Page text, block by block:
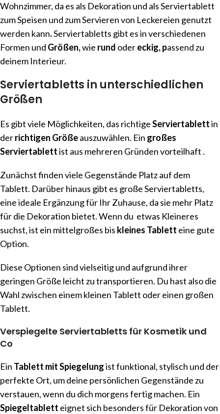
Wohnzimmer, da es als Dekoration und als Serviertablett
zum Speisen und zum Servieren von Leckereien genutzt
werden kann.Serviertabletts gibt es in verschiedenen
Formen und Größen,wie rund odereckig, passend zu
deinem Interieur.
Serviertabletts in unterschiedlichen
Größen
Es gibt viele Möglichkeiten, das richtigeServiertablettin
derrichtigen Größeauszuwählen. Ein großes
Serviertablettist aus mehreren Gründen vorteilhaft .
Zunächst finden viele Gegenstände Platz auf dem
Tablett. Darüber hinaus gibt es große Serviertabletts,
eine ideale Ergänzung für Ihr Zuhause, da sie mehr Platz
für die Dekoration bietet. Wenn du etwas Kleineres
suchst, ist ein mittelgroßes bis kleines Tablett eine gute
Option.
Diese Optionen sind vielseitig und aufgrund ihrer
geringen Größe leicht zu transportieren. Du hast also die
Wahl zwischen einem kleinen Tablett oder einen großen
Tablett.
Verspiegelte Serviertabletts für Kosmetik und
Co
Ein Tablett mit Spiegelungist funktional, stylisch und der
perfekte Ort, um deine persönlichen Gegenstände zu
verstauen, wenn du dich morgens fertig machen. Ein
Spiegeltablett eignet sich besonders für Dekoration von